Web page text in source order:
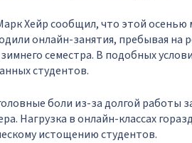
Хейр сообщил, что этой
онлайн-занятия, пребывая на
семестра. В подобных
студентов.
боли из-за долгой работы
Нагрузка в онлайн-классах
истощению студентов.